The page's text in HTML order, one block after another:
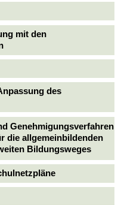
mit den
des
Genehmigungsverfahren
die allgemeinbildenden
Bildungsweges